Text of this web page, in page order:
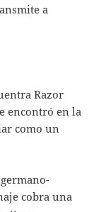
a
Razor
encontró en la
como un
cobra una